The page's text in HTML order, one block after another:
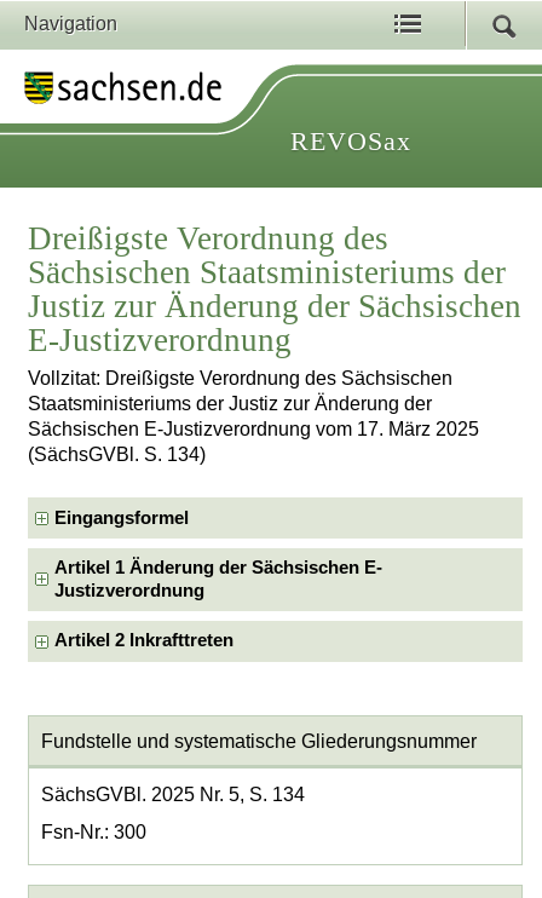
Navigation
REVOSax
Dreißigste Verordnung des
Sächsischen Staatsministeriums der
Justiz zur Änderung der Sächsischen
E-Justizverordnung
Vollzitat: Dreißigste Verordnung des Sächsischen
Staatsministeriums der Justiz zur Änderung der
Sächsischen E-Justizverordnung vom 17. März 2025
(SächsGVBl. S. 134)
Eingangsformel
Artikel 1 Änderung der Sächsischen E-
Justizverordnung
Artikel 2 Inkrafttreten
Fundstelle und systematische Gliederungsnummer
SächsGVBl. 2025 Nr. 5, S. 134
Fsn-Nr.: 300